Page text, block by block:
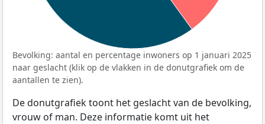
Bevolking: aantal en percentage inwoners op 1 januari 2025
naar geslacht (klik op de vlakken in de donutgrafiek om de
aantallen te zien).
De donutgrafiek toont het geslacht van de bevolking,
vrouw of man. Deze informatie komt uit het